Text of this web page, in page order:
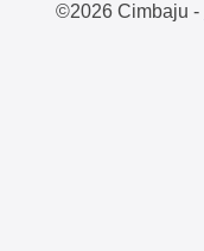
©2026 Cimbaju -